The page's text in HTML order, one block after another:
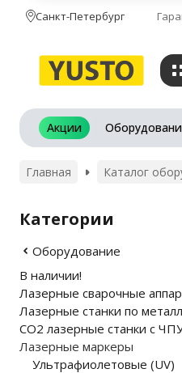
Санкт-Петербург
Акции
Главная Каталог
Категории
Оборудование
В наличии!
Лазерные сварочные
Лазерные станки по
CO2 лазерные станки с
Лазерные маркеры
Ультрафиолетовые (UV)